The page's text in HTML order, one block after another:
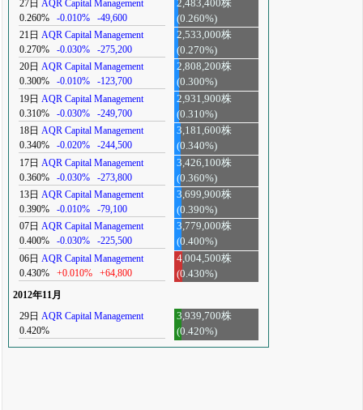
27日 AQR Capital Management
0.260%
-0.010% -49,600
2,483,400株
(0.260%)
21日 AQR Capital Management
0.270%
-0.030% -275,200
2,533,000株
(0.270%)
20日 AQR Capital Management
0.300%
-0.010% -123,700
2,808,200株
(0.300%)
19日 AQR Capital Management
0.310%
-0.030% -249,700
2,931,900株
(0.310%)
18日 AQR Capital Management
0.340%
-0.020% -244,500
3,181,600株
(0.340%)
17日 AQR Capital Management
0.360%
-0.030% -273,800
3,426,100株
(0.360%)
13日 AQR Capital Management
0.390%
-0.010% -79,100
3,699,900株
(0.390%)
07日 AQR Capital Management
0.400%
-0.030% -225,500
3,779,000株
(0.400%)
06日 AQR Capital Management
0.430%
+0.010% +64,800
4,004,500株
(0.430%)
2012年11月
29日 AQR Capital Management
0.420%
3,939,700株
(0.420%)